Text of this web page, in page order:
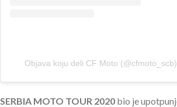
Objava koju deli CF Moto (@cfmoto_scb)
SERBIA MOTO TOUR 2020 bio je